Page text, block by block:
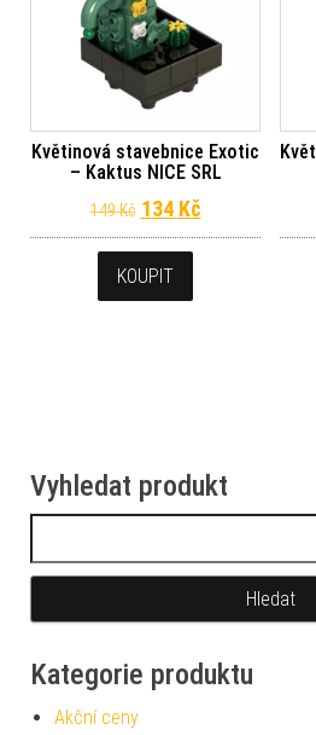
Květinová stavebnice Exotic
– Kaktus NICE SRL
149Kč Původní cena byla:
134 KčAktuální
KOUPIT
Vyhledat produkt
Kategorie produktu
Akční ceny